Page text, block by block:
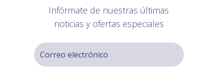
Infórmate de nuestras últimas
noticias y ofertas especiales